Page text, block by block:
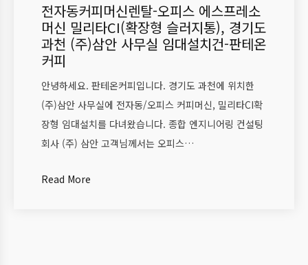
전자동커피머신렌탈-오피스 에스프레소
머신 밀리타CI(확장형 슬러지통), 경기도
과천 (주)삼안 사무실 임대설치건-판테온
커피
안녕하세요. 판테온커피입니다. 경기도 과천에 위치한
(주)삼안 사무실에 전자동/오피스 커피머신, 밀리타CI확
장형 임대설치를 다녀왔습니다. 종합 엔지니어링 컨설팅
회사 (주) 삼안 고객님께서는 오피스…
Read More